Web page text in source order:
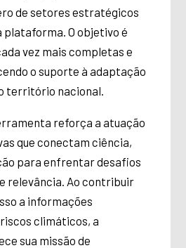
de setores estratégicos
O objetivo é
vez mais completas e
o suporte à adaptação
território nacional.
reforça a atuação
que conectam ciência,
para enfrentar desafios
relevância. Ao contribuir
a informações
climáticos, a
sua missão de